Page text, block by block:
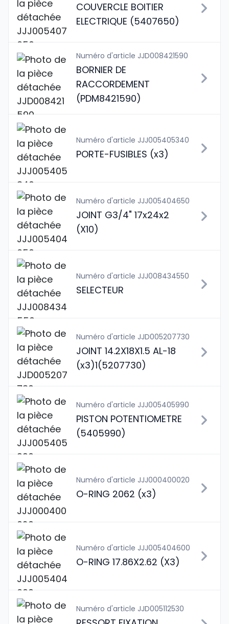
COUVERCLE BOITIER
ELECTRIQUE (5407650)
Numéro d'article JJD008421590
BORNIER DE
RACCORDEMENT
(PDM8421590)
Numéro d'article JJJ005405340
PORTE-FUSIBLES (x3)
Numéro d'article JJJ005404650
JOINT G3/4" 17x24x2
(X10)
Numéro d'article JJJ008434550
SELECTEUR
Numéro d'article JJD005207730
JOINT 14.2X18X1.5 AL-18
(x3)1(5207730)
Numéro d'article JJJ005405990
PISTON POTENTIOMETRE
(5405990)
Numéro d'article JJJ000400020
O-RING 2062 (x3)
Numéro d'article JJJ005404600
O-RING 17.86X2.62 (X3)
Numéro d'article JJD005112530